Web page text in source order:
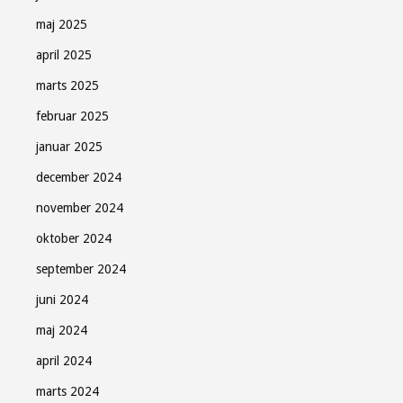
maj 2025
april 2025
marts 2025
februar 2025
januar 2025
december 2024
november 2024
oktober 2024
september 2024
juni 2024
maj 2024
april 2024
marts 2024